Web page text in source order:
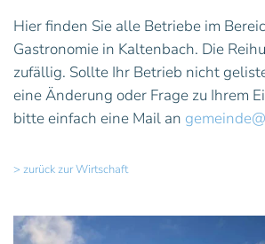
Hier finden Sie alle Betriebe im
Gastronomie in Kaltenbach. Die
zufällig. Sollte Ihr Betrieb nicht
eine Änderung oder Frage zu Ihrem
bitte einfach eine Mail an
> zurück zur Wirtschaft